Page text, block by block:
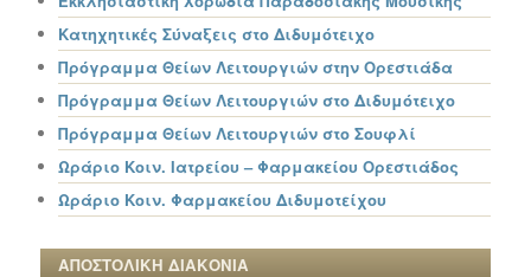
Κατηχητικές Σύναξεις στο Διδυμότειχο
Πρόγραμμα Θείων Λειτουργιών στην Ορεστιάδα
Πρόγραμμα Θείων Λειτουργιών στο Διδυμότειχο
Πρόγραμμα Θείων Λειτουργιών στο Σουφλί
Ωράριο Κοιν. Ιατρείου – Φαρμακείου Ορεστιάδος
Ωράριο Κοιν. Φαρμακείου Διδυμοτείχου
ΑΠΟΣΤΟΛΙΚΗ ΔΙΑΚΟΝΙΑ